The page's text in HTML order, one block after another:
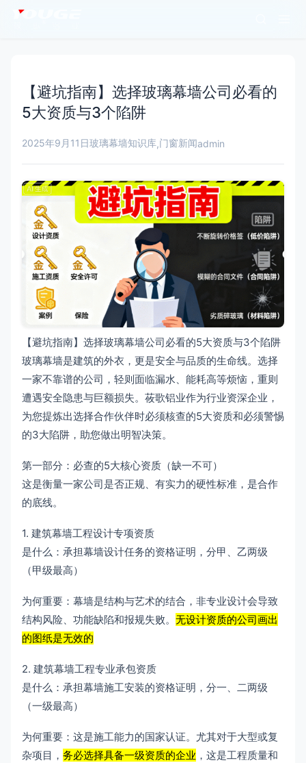
【避坑指南】选择玻璃幕墙公司必看的
5大资质与3个陷阱
2025年9月11日玻璃幕墙知识库,门窗新闻admin
【避坑指南】选择玻璃幕墙公司必看的5大资质与3个陷阱
玻璃幕墙是建筑的外衣，更是安全与品质的生命线。选择
一家不靠谱的公司，轻则面临漏水、能耗高等烦恼，重则
遭遇安全隐患与巨额损失。莜歌铝业作为行业资深企业，
为您提炼出选择合作伙伴时必须核查的5大资质和必须警惕
的3大陷阱，助您做出明智决策。
第一部分：必查的5大核心资质（缺一不可）
这是衡量一家公司是否正规、有实力的硬性标准，是合作
的底线。
1. 建筑幕墙工程设计专项资质
是什么：承担幕墙设计任务的资格证明，分甲、乙两级
（甲级最高）
为何重要：幕墙是结构与艺术的结合，非专业设计会导致
结构风险、功能缺陷和报规失败。 无设计资质的公司画出
的图纸是无效的
2. 建筑幕墙工程专业承包资质
是什么：承担幕墙施工安装的资格证明，分一、二两级
（一级最高）
为何重要：这是施工能力的国家认证。尤其对于大型或复
杂项目， 务必选择具备一级资质的企业 ，这是工程质量和